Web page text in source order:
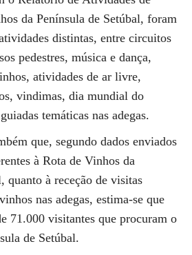
da Península de Setúbal, foram
distintas, entre circuitos
pedestres, música e dança,
atividades de ar livre,
vindimas, dia mundial do
temáticas nas adegas.
que, segundo dados enviados
à Rota de Vinhos da
quanto à receção de visitas
nas adegas, estima-se que
71.000 visitantes que procuram o
de Setúbal.